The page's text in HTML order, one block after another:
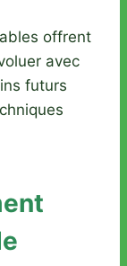
offrent
avec
futurs